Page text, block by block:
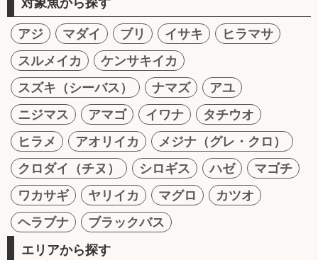
アジ マダイ ブリ イサキ
ヒラマサ
スルメイカ
ケンサキイカ
スズキ（シーバス）
ナマズ
アユ
ニジマス
アマゴ イワナ
タチウオ
ヒラメ
アオリイカ
メジナ（グレ・クロ）
クロダイ（チヌ）
シロギス ハゼ
マゴチ
ワカサギ
ヤリイカ マグロ
カツオ
ヘラブナ
ブラックバス
エリアから探す